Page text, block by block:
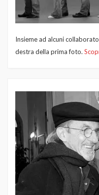
Insieme ad alcuni
destra della prima foto.